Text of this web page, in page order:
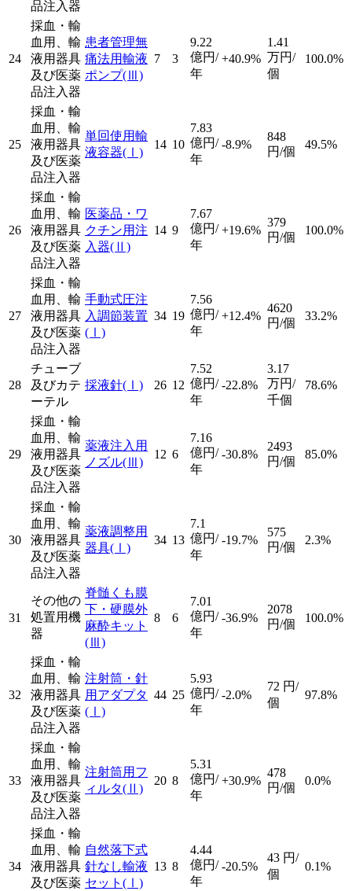
品注入器
24
採血・輸
血用、輸
液用器具
及び医薬
品注入器
患者管理無
痛法用輸液
ポンプ(Ⅲ)
7 3
9.22
億円/
年
+40.9%
1.41
万円/
個
100.0%
25
採血・輸
血用、輸
液用器具
及び医薬
品注入器
単回使用輸
液容器(Ⅰ)
14 10
7.83
億円/
年
-8.9%
848
円/個
49.5%
26
採血・輸
血用、輸
液用器具
及び医薬
品注入器
医薬品・ワ
クチン用注
入器(Ⅱ)
14 9
7.67
億円/
年
+19.6%
379
円/個
100.0%
27
採血・輸
血用、輸
液用器具
及び医薬
品注入器
手動式圧注
入調節装置
(Ⅰ)
34 19
7.56
億円/
年
+12.4%
4620
円/個
33.2%
28
チューブ
及びカテ
ーテル
採液針(Ⅰ) 26 12
7.52
億円/
年
-22.8%
3.17
万円/
千個
78.6%
29
採血・輸
血用、輸
液用器具
及び医薬
品注入器
薬液注入用
ノズル(Ⅲ)
12 6
7.16
億円/
年
-30.8%
2493
円/個
85.0%
30
採血・輸
血用、輸
液用器具
及び医薬
品注入器
薬液調整用
器具(Ⅰ)
34 13
7.1
億円/
年
-19.7%
575
円/個
2.3%
31
その他の
処置用機
器
脊髄くも膜
下・硬膜外
麻酔キット
(Ⅲ)
8 6
7.01
億円/
年
-36.9%
2078
円/個
100.0%
32
採血・輸
血用、輸
液用器具
及び医薬
品注入器
注射筒・針
用アダプタ
(Ⅰ)
44 25
5.93
億円/
年
-2.0%
72 円/
個
97.8%
33
採血・輸
血用、輸
液用器具
及び医薬
品注入器
注射筒用フ
ィルタ(Ⅱ)
20 8
5.31
億円/
年
+30.9%
478
円/個
0.0%
34
採血・輸
血用、輸
液用器具
及び医薬
自然落下式
針なし輸液
セット (Ⅰ)
13 8
4.44
億円/
年
-20.5%
43 円/
個
0.1%